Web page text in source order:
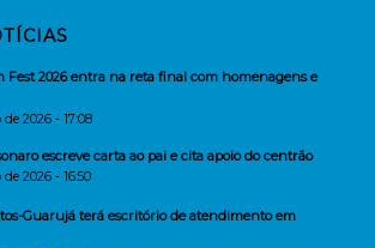
Fest 2026 entra na reta final com homenagens e
2026 - 17:08
escreve carta ao pai e cita apoio do centrão
2026 - 16:50
Guarujá terá escritório de atendimento em